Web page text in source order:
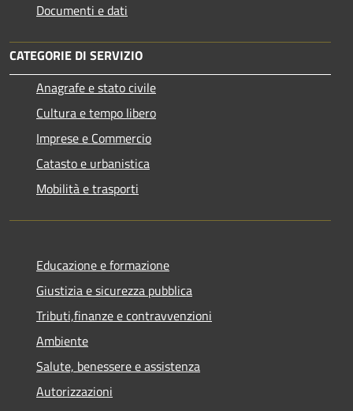
Documenti e dati
CATEGORIE DI SERVIZIO
Anagrafe e stato civile
Cultura e tempo libero
Imprese e Commercio
Catasto e urbanistica
Mobilità e trasporti
Educazione e formazione
Giustizia e sicurezza pubblica
Tributi,finanze e contravvenzioni
Ambiente
Salute, benessere e assistenza
Autorizzazioni